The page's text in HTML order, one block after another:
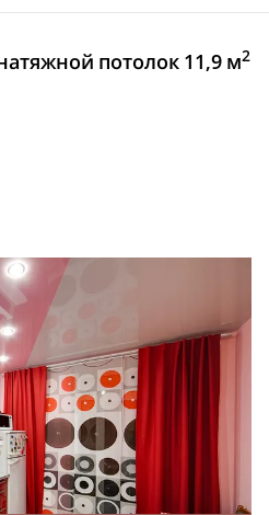
потолок 11,9 м2